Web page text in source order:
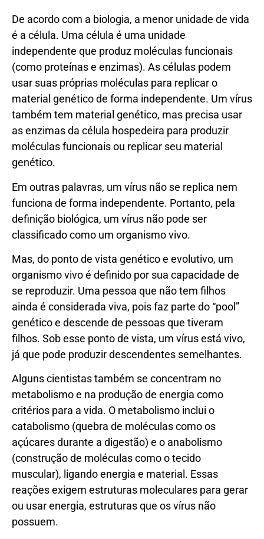
De acordo com a biologia, a menor unidade de vida
é a célula. Uma célula é uma unidade
independente que produz moléculas funcionais
(como proteínas e enzimas). As células podem
usar suas próprias moléculas para replicar o
material genético de forma independente. Um vírus
também tem material genético, mas precisa usar
as enzimas da célula hospedeira para produzir
moléculas funcionais ou replicar seu material
genético.
Em outras palavras, um vírus não se replica nem
funciona de forma independente. Portanto, pela
definição biológica, um vírus não pode ser
classificado como um organismo vivo.
Mas, do ponto de vista genético e evolutivo, um
organismo vivo é definido por sua capacidade de
se reproduzir. Uma pessoa que não tem filhos
ainda é considerada viva, pois faz parte do “pool”
genético e descende de pessoas que tiveram
filhos. Sob esse ponto de vista, um vírus está vivo,
já que pode produzir descendentes semelhantes.
Alguns cientistas também se concentram no
metabolismo e na produção de energia como
critérios para a vida. O metabolismo inclui o
catabolismo (quebra de moléculas como os
açúcares durante a digestão) e o anabolismo
(construção de moléculas como o tecido
muscular), ligando energia e material. Essas
reações exigem estruturas moleculares para gerar
ou usar energia, estruturas que os vírus não
possuem.